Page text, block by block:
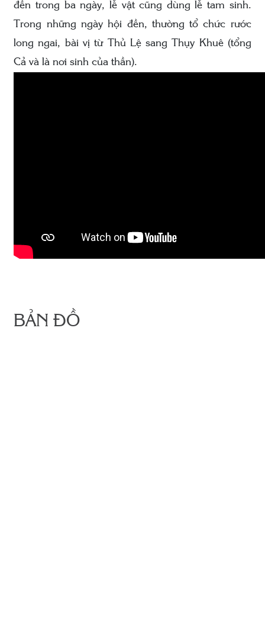
đền trong ba ngày, lễ vật cũng dùng lễ tam sinh.
Trong những ngày hội đền, thường tổ chức rước
long ngai, bài vị từ Thủ Lệ sang Thụy Khuê (tổng
Cả và là nơi sinh của thần).
BẢN ĐỒ